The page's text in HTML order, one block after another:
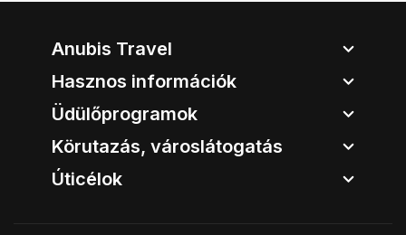
Anubis Travel
Hasznos információk
Üdülőprogramok
Körutazás, városlátogatás
Úticélok